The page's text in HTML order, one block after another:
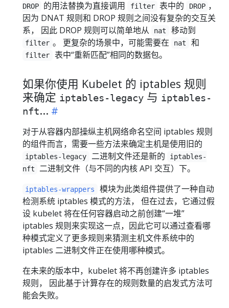
DROP
的用法替换为直接调用 filter 表中的 DROP ，
因为 DNAT 规则和 DROP 规则之间没有复杂的交互关
系， 因此 DROP 规则可以简单地从
nat 移动到
filter 。 更复杂的场景中，可能需要在 nat 和
filter 表中“重新匹配”相同的数据包。
如果你使用 Kubelet 的 iptables 规则
来确定 iptables-legacy 与 iptables-
nft...
对于从容器内部操纵主机网络命名空间 iptables 规则
的组件而言，需要一些方法来确定主机是使用旧的
iptables-legacy 二进制文件还是新的
iptables-
nft
二进制文件（与不同的内核 API 交互）下。
iptables-wrappers
模块为此类组件提供了一种自动
检测系统 iptables 模式的方法， 但在过去，它通过假
设 kubelet 将在任何容器启动之前创建“一堆”
iptables 规则来实现这一点，因此它可以通过查看哪
种模式定义了更多规则来猜测主机文件系统中的
iptables 二进制文件正在使用哪种模式。
在未来的版本中，kubelet 将不再创建许多 iptables
规则， 因此基于计算存在的规则数量的启发式方法可
能会失败。